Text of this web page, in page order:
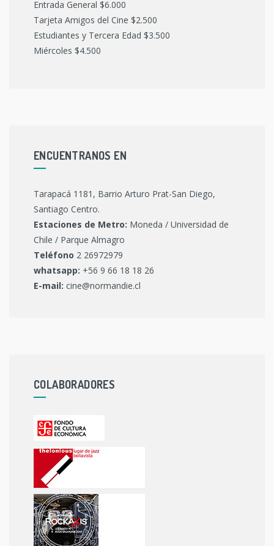
Entrada General $6.000
Tarjeta Amigos del Cine $2.500
Estudiantes y Tercera Edad $3.500
Miércoles $4.500
ENCUENTRANOS EN
Tarapacá 1181, Barrio Arturo Prat-San Diego,
Santiago Centro.
Estaciones de Metro: Moneda / Universidad de
Chile / Parque Almagro
Teléfono 2 26972979
whatsapp: +56 9 66 18 18 26
E-mail: cine@normandie.cl
COLABORADORES